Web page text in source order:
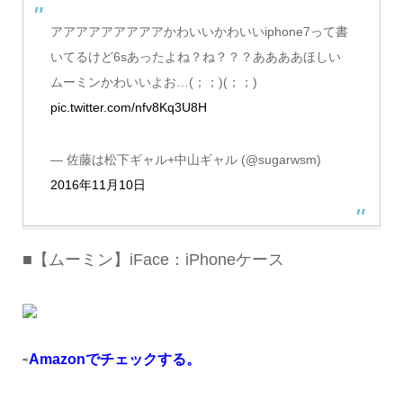
アアアアアアアアアかわいいかわいいiphone7って書
いてるけど6sあったよね？ね？？？ああああほしい
ムーミンかわいいよお…(；；)(；；)
pic.twitter.com/nfv8Kq3U8H
— 佐藤は松下ギャル+中山ギャル (@sugarwsm)
2016年11月10日
■【ムーミン】iFace：iPhoneケース
⇨Amazonでチェックする。